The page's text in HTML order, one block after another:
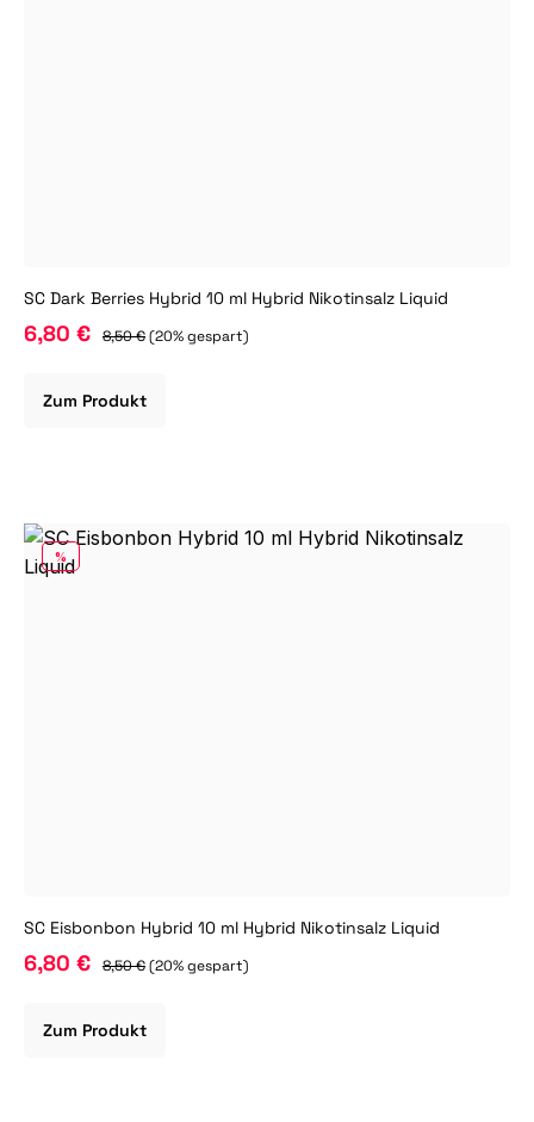
SC Dark Berries Hybrid 10 ml Hybrid Nikotinsalz Liquid
6,80 € 8,50 €(20% gespart)
Zum Produkt
RABATT
%
SC Eisbonbon Hybrid 10 ml Hybrid Nikotinsalz Liquid
6,80 € 8,50 €(20% gespart)
Zum Produkt